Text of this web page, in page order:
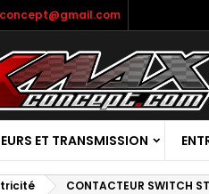
ET TRANSMISSION
CONTACTEUR SWITCH